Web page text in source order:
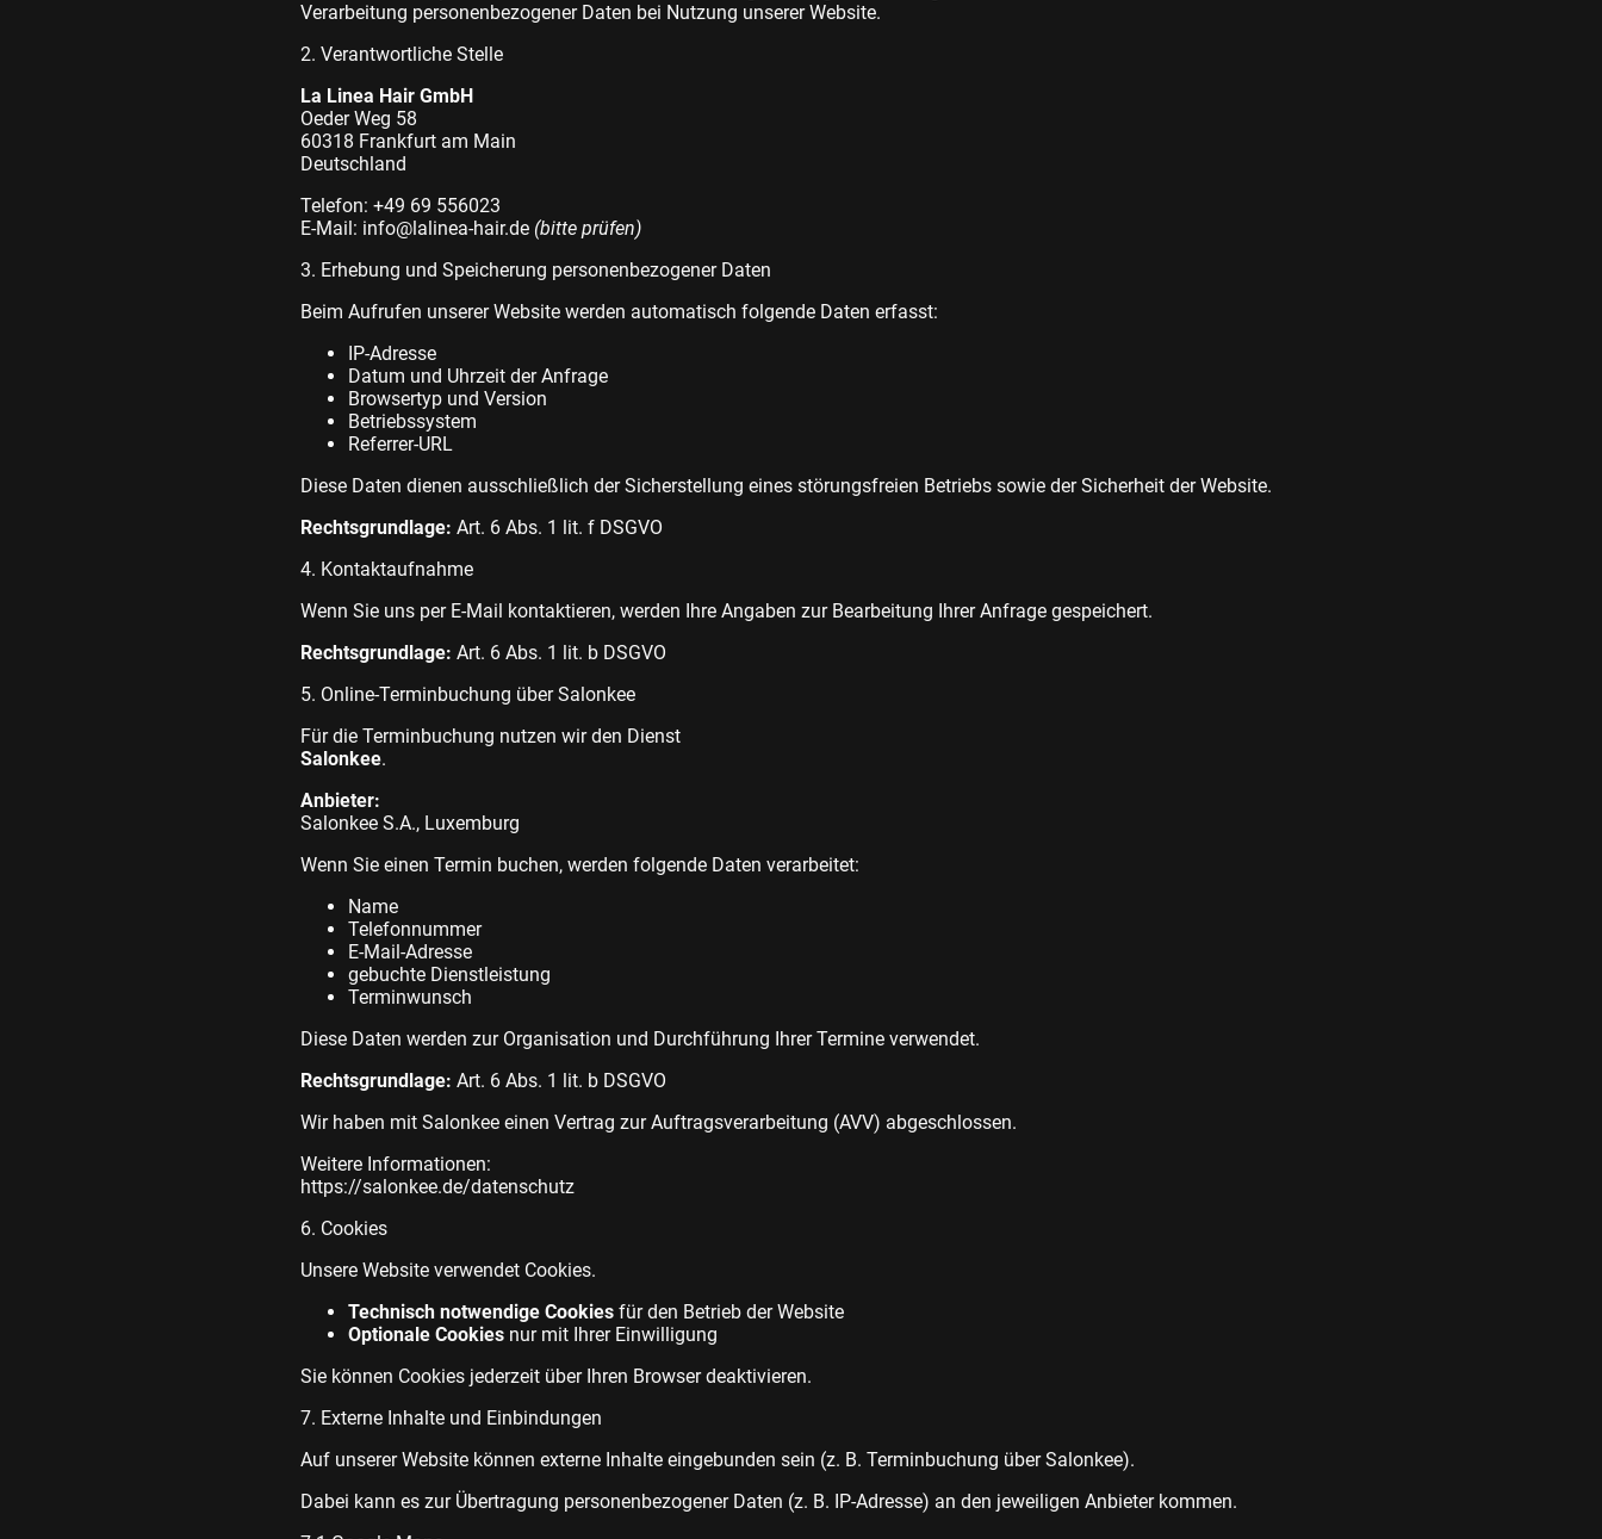
Verarbeitung personenbezogener Daten bei Nutzung unserer Website.
2. Verantwortliche Stelle
La Linea Hair GmbH
Oeder Weg 58
60318 Frankfurt am Main
Deutschland
Telefon: +49 69 556023
E-Mail: info@lalinea-hair.de (bitte prüfen)
3. Erhebung und Speicherung personenbezogener Daten
Beim Aufrufen unserer Website werden automatisch folgende Daten erfasst:
IP-Adresse
Datum und Uhrzeit der Anfrage
Browsertyp und Version
Betriebssystem
Referrer-URL
Diese Daten dienen ausschließlich der Sicherstellung eines störungsfreien Betriebs sowie der Sicherheit der Website.
Rechtsgrundlage: Art. 6 Abs. 1 lit. f DSGVO
4. Kontaktaufnahme
Wenn Sie uns per E-Mail kontaktieren, werden Ihre Angaben zur Bearbeitung Ihrer Anfrage gespeichert.
Rechtsgrundlage: Art. 6 Abs. 1 lit. b DSGVO
5. Online-Terminbuchung über Salonkee
Für die Terminbuchung nutzen wir den Dienst
Salonkee.
Anbieter:
Salonkee S.A., Luxemburg
Wenn Sie einen Termin buchen, werden folgende Daten verarbeitet:
Name
Telefonnummer
E-Mail-Adresse
gebuchte Dienstleistung
Terminwunsch
Diese Daten werden zur Organisation und Durchführung Ihrer Termine verwendet.
Rechtsgrundlage: Art. 6 Abs. 1 lit. b DSGVO
Wir haben mit Salonkee einen Vertrag zur Auftragsverarbeitung (AVV) abgeschlossen.
Weitere Informationen:
https://salonkee.de/datenschutz
6. Cookies
Unsere Website verwendet Cookies.
Technisch notwendige Cookies für den Betrieb der Website
Optionale Cookies nur mit Ihrer Einwilligung
Sie können Cookies jederzeit über Ihren Browser deaktivieren.
7. Externe Inhalte und Einbindungen
Auf unserer Website können externe Inhalte eingebunden sein (z. B. Terminbuchung über Salonkee).
Dabei kann es zur Übertragung personenbezogener Daten (z. B. IP-Adresse) an den jeweiligen Anbieter kommen.